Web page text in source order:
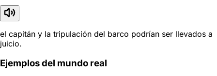
el capitán y la tripulación del barco podrían ser llevados a
juicio.
Ejemplos del mundo real